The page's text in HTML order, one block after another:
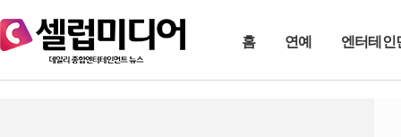
홈 연예 엔터테인